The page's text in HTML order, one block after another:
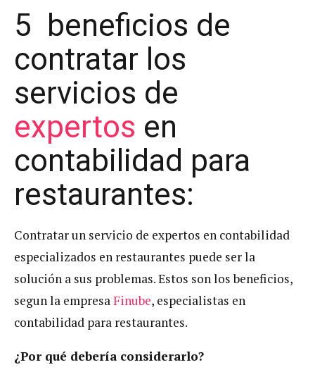
5 beneficios de
contratar los
servicios de
expertos en
contabilidad para
restaurantes:
Contratar un servicio de expertos en contabilidad
especializados en restaurantes puede ser la
solución a sus problemas. Estos son los beneficios,
segun la empresa Finube, especialistas en
contabilidad para restaurantes.
¿Por qué debería considerarlo?